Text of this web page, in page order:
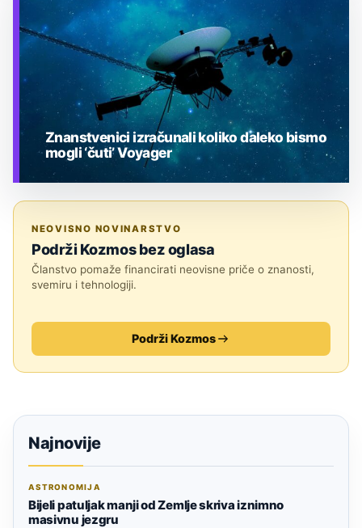
Znanstvenici izračunali koliko daleko bismo
mogli ‘čuti’ Voyager
NEOVISNO NOVINARSTVO
Podrži Kozmos bez oglasa
Članstvo pomaže financirati neovisne priče o znanosti,
svemiru i tehnologiji.
Podrži Kozmos
Najnovije
ASTRONOMIJA
Bijeli patuljak manji od Zemlje skriva iznimno
masivnu jezgru